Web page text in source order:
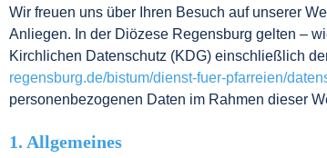
Wir freuen uns über Ihren Besuch auf unserer
Anliegen. In der Diözese Regensburg gelten –
Kirchlichen Datenschutz (KDG) einschließlich
regensburg.de/bistum/dienst-fuer-pfarreien/
personenbezogenen Daten im Rahmen dieser
1. Allgemeines